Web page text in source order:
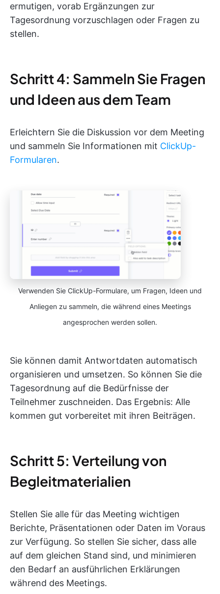
ermutigen, vorab Ergänzungen zur
Tagesordnung vorzuschlagen oder Fragen zu
stellen.
Schritt 4: Sammeln Sie Fragen
und Ideen aus dem Team
Erleichtern Sie die Diskussion vor dem Meeting
und sammeln Sie Informationen mit ClickUp-
Formularen.
Verwenden Sie ClickUp-Formulare, um Fragen, Ideen und
Anliegen zu sammeln, die während eines Meetings
angesprochen werden sollen.
Sie können damit Antwortdaten automatisch
organisieren und umsetzen. So können Sie die
Tagesordnung auf die Bedürfnisse der
Teilnehmer zuschneiden. Das Ergebnis: Alle
kommen gut vorbereitet mit ihren Beiträgen.
Schritt 5: Verteilung von
Begleitmaterialien
Stellen Sie alle für das Meeting wichtigen
Berichte, Präsentationen oder Daten im Voraus
zur Verfügung. So stellen Sie sicher, dass alle
auf dem gleichen Stand sind, und minimieren
den Bedarf an ausführlichen Erklärungen
während des Meetings.